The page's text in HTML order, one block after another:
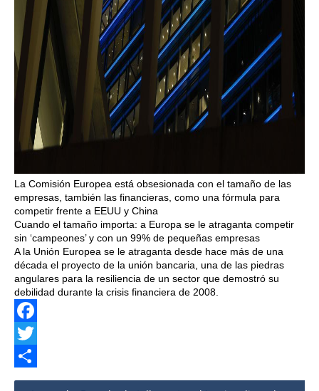
La Comisión Europea está obsesionada con el tamaño de las
empresas, también las financieras, como una fórmula para
competir frente a EEUU y China
Cuando el tamaño importa: a Europa se le atraganta competir
sin ‘campeones’ y con un 99% de pequeñas empresas
A la Unión Europea se le atraganta desde hace más de una
década el proyecto de la unión bancaria, una de las piedras
angulares para la resiliencia de un sector que demostró su
debilidad durante la crisis financiera de 2008.
Facebook
Twitter
Share